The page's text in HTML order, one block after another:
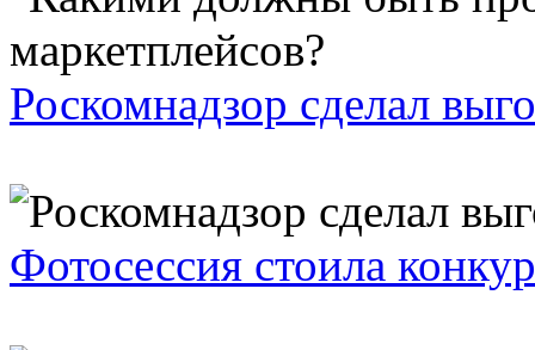
Роскомнадзор сделал
Фотосессия стоила